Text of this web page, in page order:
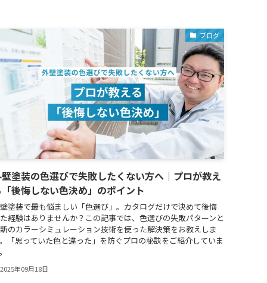
ブログ
塗装の色選びで失敗したくない方へ｜プロが教え
後悔しない色決め」のポイント
塗装で最も悩ましい「色選び」。カタログだけで決めて後悔
経験はありませんか？この記事では、色選びの失敗パターンと
のカラーシミュレーション技術を使った解決策をお教えしま
「思っていた色と違った」を防ぐプロの秘訣をご紹介していま
2025年09月18日